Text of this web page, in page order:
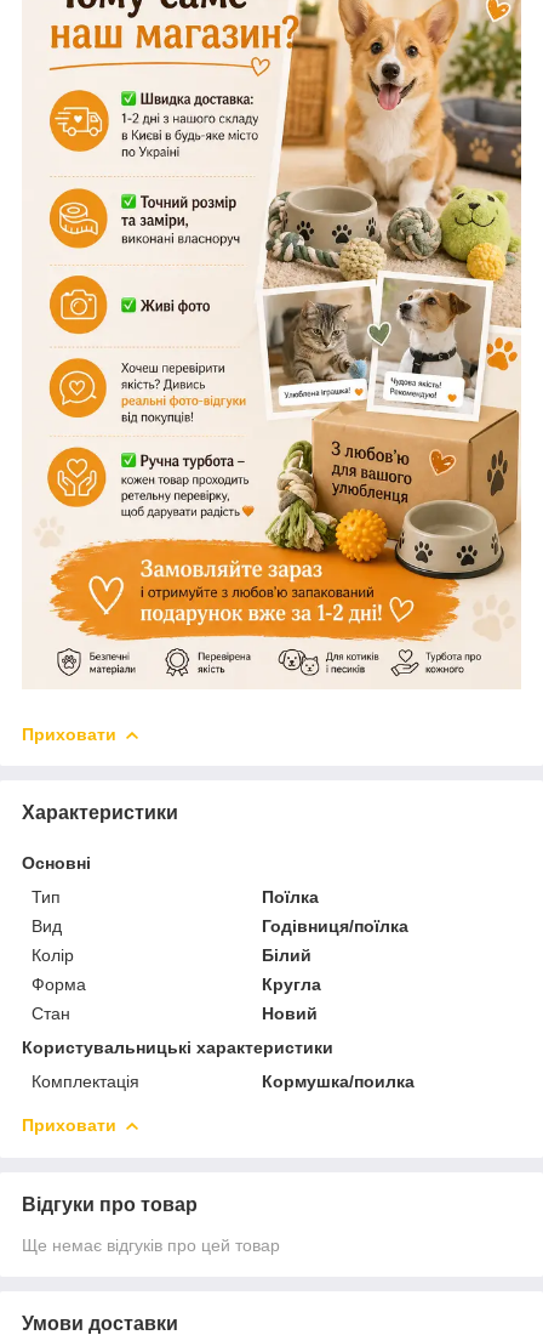
Приховати
Характеристики
Основні
Тип
Поїлка
Вид
Годівниця/поїлка
Колір
Білий
Форма
Кругла
Стан
Новий
Користувальницькі характеристики
Комплектація
Кормушка/поилка
Приховати
Відгуки про товар
Ще немає відгуків про цей товар
Умови доставки